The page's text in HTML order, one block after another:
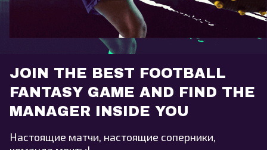
JOIN THE BEST FOOTBALL
FANTASY GAME AND FIND THE
MANAGER INSIDE YOU
Настоящие матчи, настоящие соперники,